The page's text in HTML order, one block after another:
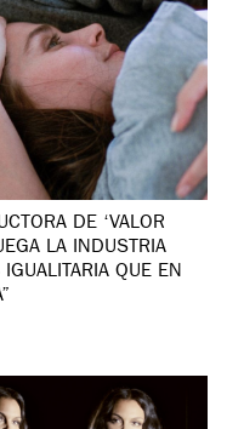
DE ‘VALOR
LA INDUSTRIA
QUE EN